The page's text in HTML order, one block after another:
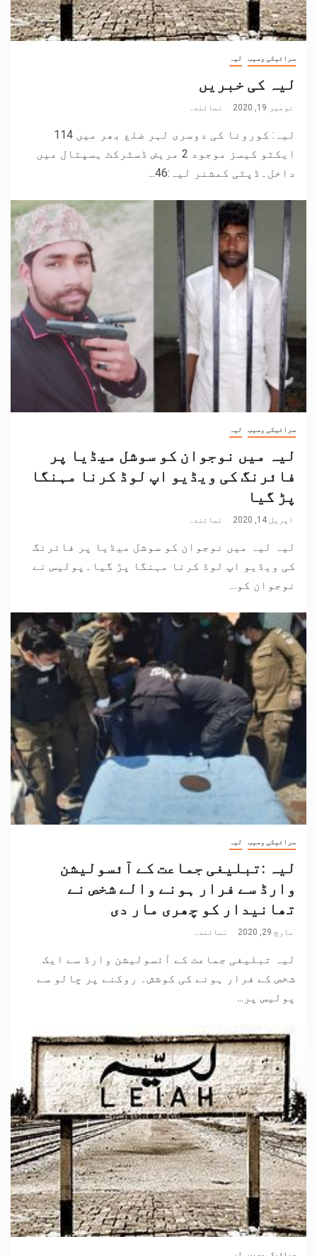
سرائیکی وسیب لیہ
لیہ کی خبریں
نومبر 19, 2020 نمائندہ
لیہ: کورونا کی دوسری لہر ضلع بھر میں 114
ایکٹو کیسز موجود 2 مریض ڈسٹرکٹ ہسپتال میں
داخل۔ڈپٹی کمشنر لیہ:46...
سرائیکی وسیب لیہ
لیہ میں نوجوان کو سوشل میڈیا پر
فائرنگ کی ویڈیو اپ لوڈ کرنا مہنگا
پڑ گیا
اپریل 14, 2020 نمائندہ
لیہ لیہ میں نوجوان کو سوشل میڈیا پر فائرنگ
کی ویڈیو اپ لوڈ کرنا مہنگا پڑ گیا۔پولیس نے
نوجوان کو...
سرائیکی وسیب لیہ
لیہ :تبلیغی جماعت کے آئسولیشن
وارڈ سے فرار ہونے والے شخص نے
تھانیدار کو چھری مار دی
مارچ 29, 2020 نمائندہ
لیہ تبلیغی جماعت کے آئسولیشن وارڈ سے ایک
شخص کے فرار ہونے کی کوشش۔ روکنے پر چالو سے
پولیس پر...
سرائیکی وسیب لیہ